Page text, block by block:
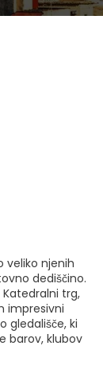
veliko njenih
dediščino.
trg,
impresivni
gledališče, ki
barov, klubov